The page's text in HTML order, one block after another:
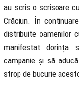
au scris o scrisoare
Crăciun. În
distribuite oamenilor
manifestat dorința
campanie și să
strop de bucurie